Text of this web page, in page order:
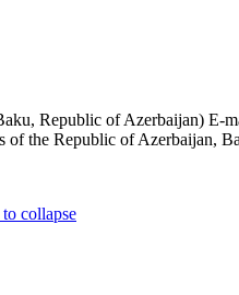
Republic of Azerbaijan) E-
of the Republic of Azerbaijan,
collapse